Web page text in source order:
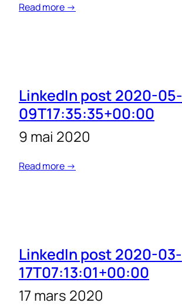
Read more →
LinkedIn post 2020-05-
09T17:35:35+00:00
9 mai 2020
Read more →
LinkedIn post 2020-03-
17T07:13:01+00:00
17 mars 2020